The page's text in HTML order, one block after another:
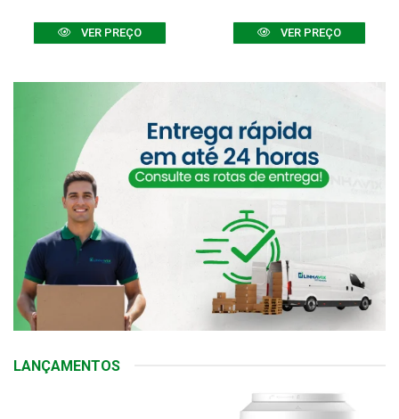
VER PREÇO VER PREÇO
LANÇAMENTOS